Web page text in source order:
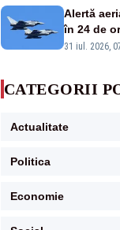
Alertă
în 24 de
britanice
31 iul. 2026,
CATEGORII
Actualitate
Politica
Economie